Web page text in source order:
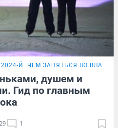
Й ЧЕМ ЗАНЯТЬСЯ ВО
душем и
Гид по главным
1